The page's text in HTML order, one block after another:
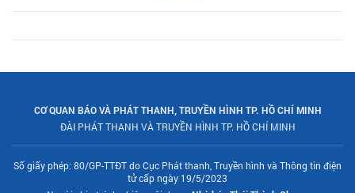
CƠ QUAN BÁO VÀ PHÁT THANH, TRUYỀN HÌNH TP. HỒ CHÍ MINH
ĐÀI PHÁT THANH VÀ TRUYỀN HÌNH TP. HỒ CHÍ MINH
Số giấy phép: 80/GP-TTĐT do Cục Phát thanh, Truyền hình và Thông tin điện
tử cấp ngày 19/5/2023